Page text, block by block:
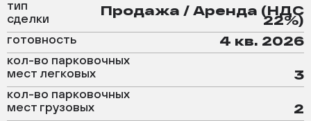
тип
сделки
Продажа / Аренда (НДС
22%)
готовность 4 кв. 2026
кол-во парковочных
мест легковых
3
кол-во парковочных
мест грузовых
2